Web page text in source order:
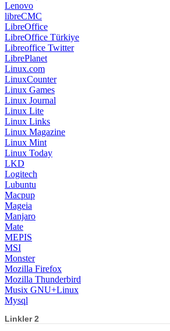
Lenovo
libreCMC
LibreOffice
LibreOffice Türkiye
Libreoffice Twitter
LibrePlanet
Linux.com
LinuxCounter
Linux Games
Linux Journal
Linux Lite
Linux Links
Linux Magazine
Linux Mint
Linux Today
LKD
Logitech
Lubuntu
Macpup
Mageia
Manjaro
Mate
MEPIS
MSI
Monster
Mozilla Firefox
Mozilla Thunderbird
Musix GNU+Linux
Mysql
Linkler 2